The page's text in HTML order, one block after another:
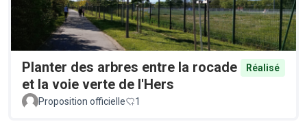
Planter des arbres entre la rocade
et la voie verte de l'Hers
Réalisé
Proposition officielle 1